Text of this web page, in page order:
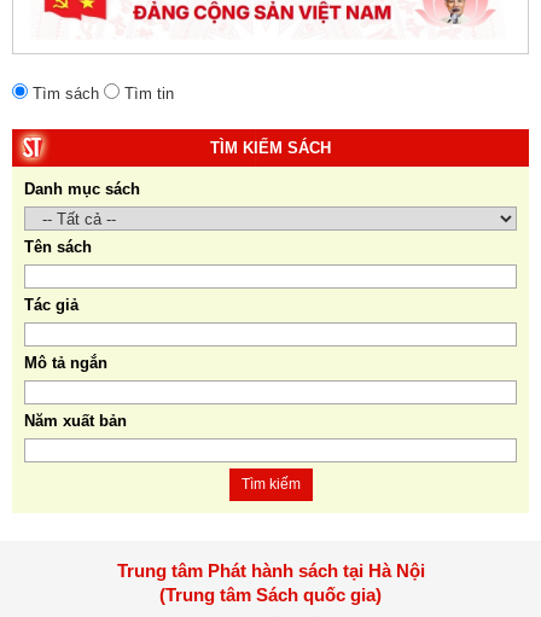
Tìm sách Tìm tin
TÌM KIẾM SÁCH
Danh mục sách
Tên sách
Tác giả
Mô tả ngắn
Năm xuất bản
Tìm kiếm
Trung tâm Phát hành sách tại Hà Nội
(Trung tâm Sách quốc gia)